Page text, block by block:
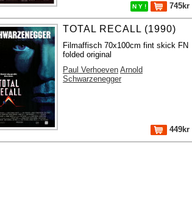
N Y ! 745kr
TOTAL RECALL (1990)
Filmaffisch 70x100cm fint skick FN
folded original
Paul Verhoeven Arnold
Schwarzenegger
449kr